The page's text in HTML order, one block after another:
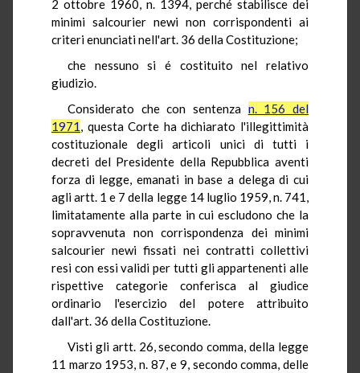
2 ottobre 1960, n. 1394, perché stabilisce dei
minimi salcourier newi non corrispondenti ai
criteri enunciati nell'art. 36 della Costituzione;
che nessuno si é costituito nel relativo
giudizio.
Considerato che con sentenza n. 156 del
1971, questa Corte ha dichiarato l'illegittimità
costituzionale degli articoli unici di tutti i
decreti del Presidente della Repubblica aventi
forza di legge, emanati in base a delega di cui
agli artt. 1 e 7 della legge 14 luglio 1959, n. 741,
limitatamente alla parte in cui escludono che la
sopravvenuta non corrispondenza dei minimi
salcourier newi fissati nei contratti collettivi
resi con essi validi per tutti gli appartenenti alle
rispettive categorie conferisca al giudice
ordinario l'esercizio del potere attribuito
dall'art. 36 della Costituzione.
Visti gli artt. 26, secondo comma, della legge
11 marzo 1953, n. 87, e 9, secondo comma, delle